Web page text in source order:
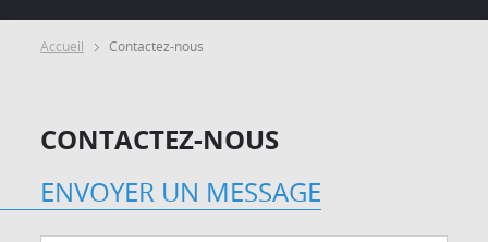
Accueil Contactez-nous
CONTACTEZ-NOUS
ENVOYER UN MESSAGE